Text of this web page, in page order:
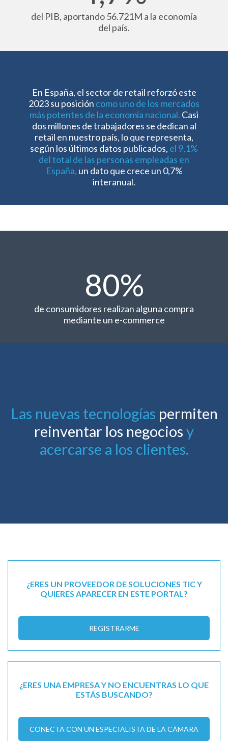
del PIB, aportando 56.721M a la economía
del país.
En España, el sector de retail reforzó este
2023 su posición como uno de los mercados
más potentes de la economía nacional. Casi
dos millones de trabajadores se dedican al
retail en nuestro país, lo que representa,
según los últimos datos publicados, el 9,1%
del total de las personas empleadas en
España, un dato que crece un 0,7%
interanual.
80%
de consumidores realizan alguna compra
mediante un e-commerce
Las nuevas tecnologías permiten
reinventar los negocios y
acercarse a los clientes.
¿ERES UN PROVEEDOR DE SOLUCIONES TIC Y
QUIERES APARECER EN ESTE PORTAL?
REGISTRARME
¿ERES UNA EMPRESA Y NO ENCUENTRAS LO QUE
ESTÁS BUSCANDO?
CONECTA CON UN ESPECIALISTA DE LA CÁMARA